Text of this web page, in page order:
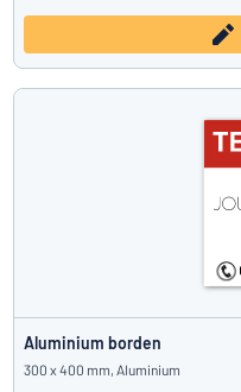
Aluminium borden
300 x 400 mm, Aluminium